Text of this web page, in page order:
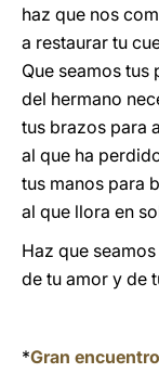
haz que nos
a restaurar tu
Que seamos tus
del hermano
tus brazos para
al que ha
tus manos para
al que llora en
Haz que
de tu amor y de
*Gran